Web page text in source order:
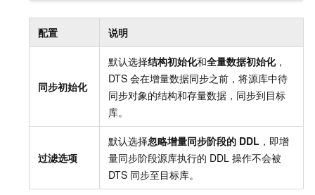
配置 说明
同步初始化
默认选择结构初始化和全量数据初始化，
DTS 会在增量数据同步之前，将源库中待
同步对象的结构和存量数据，同步到目标
库。
过滤选项
默认选择忽略增量同步阶段的 DDL ，即增
量同步阶段源库执行的 DDL 操作不会被
DTS 同步至目标库。